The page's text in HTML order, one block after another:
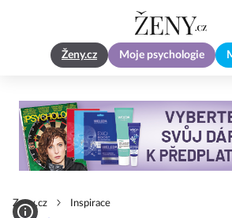
Ženy.cz Moje psychologie
Zeny.cz Inspirace